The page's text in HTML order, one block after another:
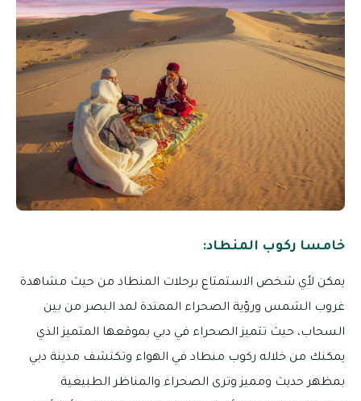
خامسا ركوب المنطاد:
يمكن لأي شخص الاستمتاع برحلات المنطاد من حيث مشاهدة
غروب الشمس ورؤية الصحراء الممتدة لمد البصر من بين
السحاب، حيث تتميز الصحراء في دبي بموقعها المتميز الذي
يمكنك من خلاله ركوب منطاد في الهواء وتكتشف مدينة دبي
بمظهر حديث ومميز وترى الصحراء والمناظر الطبيعية